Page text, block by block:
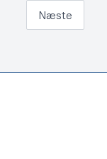
Næste